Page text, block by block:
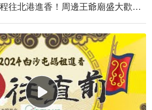
往北港進香！周邊王爺廟盛大歡